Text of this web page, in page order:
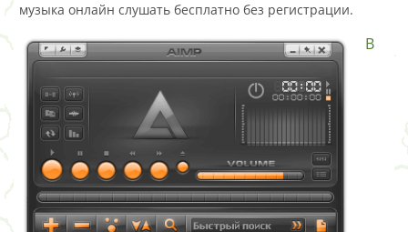
музыка онлайн слушать бесплатно без регистрации.
В